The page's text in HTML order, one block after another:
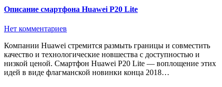
Описание смартфона Huawei P20 Lite
Нет комментариев
Компании Huawei стремится размыть границы и совместить
качество и технологические новшества с доступностью и
низкой ценой. Смартфон Huawei P20 Lite — воплощение этих
идей в виде флагманской новинки конца 2018…